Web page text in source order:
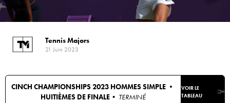
Tennis Majors
21 Juin 2023
CINCH CHAMPIONSHIPS 2023 HOMMES SIMPLE •
HUITIÈMES DE FINALE• TERMINÉ
VOIR LE
TABLEAU